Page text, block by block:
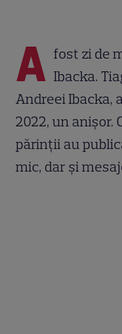
A fost zi de
Ibacka.
Andreei Ibacka,
2022, un anișor.
părinții au
mic, dar și